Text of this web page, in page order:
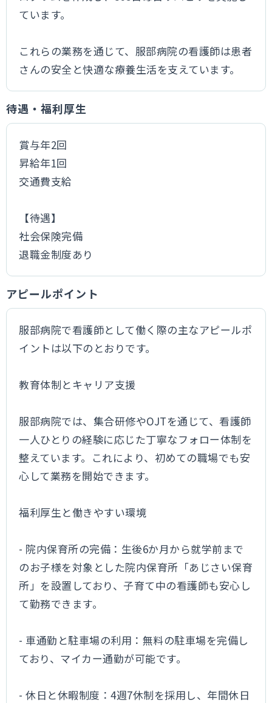
ています。
これらの業務を通じて、服部病院の看護師は患者
さんの安全と快適な療養生活を支えています。
待遇・福利厚生
賞与年2回
昇給年1回
交通費支給
【待遇】
社会保険完備
退職金制度あり
アピールポイント
服部病院で看護師として働く際の主なアピールポ
イントは以下のとおりです。
教育体制とキャリア支援
服部病院では、集合研修やOJTを通じて、看護師
一人ひとりの経験に応じた丁寧なフォロー体制を
整えています。これにより、初めての職場でも安
心して業務を開始できます。
福利厚生と働きやすい環境
- 院内保育所の完備：生後6か月から就学前まで
のお子様を対象とした院内保育所「あじさい保育
所」を設置しており、子育て中の看護師も安心し
て勤務できます。
- 車通勤と駐車場の利用：無料の駐車場を完備し
ており、マイカー通勤が可能です。
- 休日と休暇制度：4週7休制を採用し、年間休日